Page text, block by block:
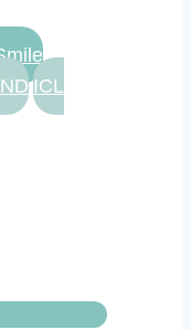
ICL